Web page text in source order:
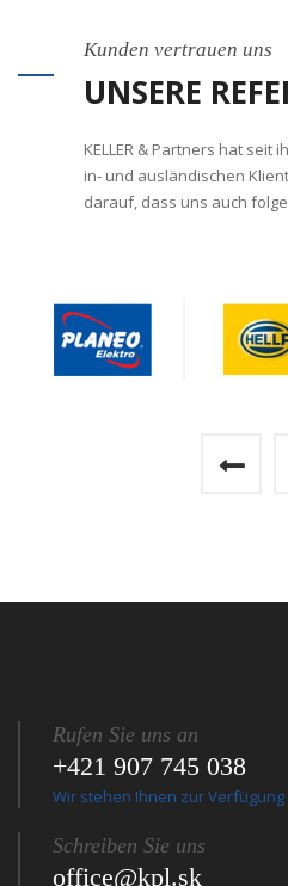
Kunden vertrauen uns
UNSERE
KELLER & Partners hat seit
in- und ausländischen
darauf, dass uns auch
Rufen Sie uns an
+421 907 745 038
Wir stehen Ihnen zur Verfügung
Schreiben Sie uns
office@kpl.sk